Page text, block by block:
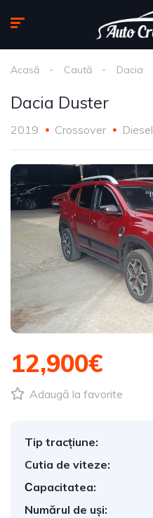
Acasă Caută Dacia
Dacia Duster
2019 Crossover Diesel
12,900€
Adaugă la favorite
Tip tracțiune:
Cutia de viteze:
Сapacitatea:
Numărul de uși: